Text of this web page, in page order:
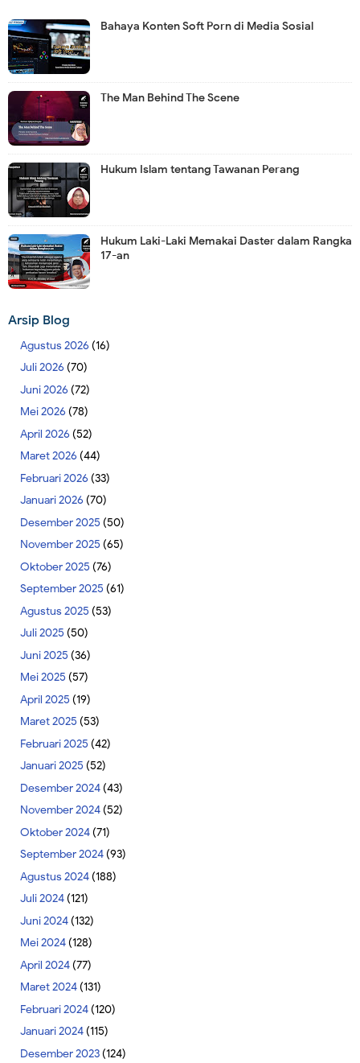
Bahaya Konten Soft Porn di Media Sosial
The Man Behind The Scene
Hukum Islam tentang Tawanan Perang
Hukum Laki-Laki Memakai Daster dalam Rangka
17-an
Arsip Blog
Agustus 2026 (16)
Juli 2026 (70)
Juni 2026 (72)
Mei 2026 (78)
April 2026 (52)
Maret 2026 (44)
Februari 2026 (33)
Januari 2026 (70)
Desember 2025 (50)
November 2025 (65)
Oktober 2025 (76)
September 2025 (61)
Agustus 2025 (53)
Juli 2025 (50)
Juni 2025 (36)
Mei 2025 (57)
April 2025 (19)
Maret 2025 (53)
Februari 2025 (42)
Januari 2025 (52)
Desember 2024(43)
November 2024(52)
Oktober 2024(71)
September 2024(93)
Agustus 2024(188)
Juli 2024(121)
Juni 2024(132)
Mei 2024(128)
April 2024(77)
Maret 2024(131)
Februari 2024(120)
Januari 2024(115)
Desember 2023(124)